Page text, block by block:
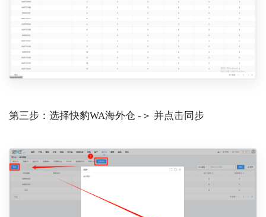
第三步：选择快豹WA海外仓 -＞ 并点击同步